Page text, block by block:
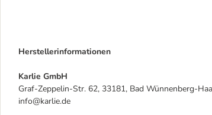
Herstellerinformationen
Karlie GmbH
Graf-Zeppelin-Str. 62, 33181, Bad Wünnenberg-
info@karlie.de